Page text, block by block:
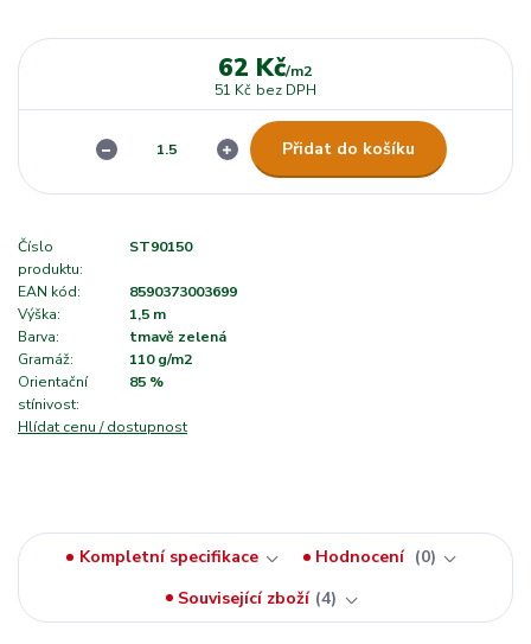
62 Kč/m2
51 Kč bez DPH
Přidat do košíku
Číslo
produktu:
ST90150
EAN kód:
8590373003699
Výška:
1,5 m
Barva:
tmavě zelená
Gramáž:
110 g/m2
Orientační
stínivost:
85 %
Hlídat cenu / dostupnost
Kompletní specifikace Hodnocení
0
Související zboží 4